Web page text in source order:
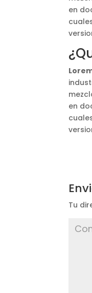
en
en
Tu